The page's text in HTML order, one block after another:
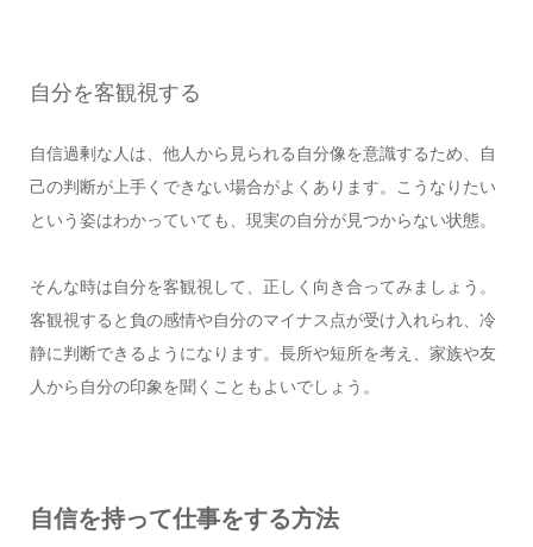
自分を客観視する
自信過剰な人は、他人から見られる自分像を意識するため、自
己の判断が上手くできない場合がよくあります。こうなりたい
という姿はわかっていても、現実の自分が見つからない状態。
そんな時は自分を客観視して、正しく向き合ってみましょう。
客観視すると負の感情や自分のマイナス点が受け入れられ、冷
静に判断できるようになります。長所や短所を考え、家族や友
人から自分の印象を聞くこともよいでしょう。
自信を持って仕事をする方法